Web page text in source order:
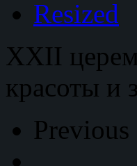
XXII
красоты и
Previous